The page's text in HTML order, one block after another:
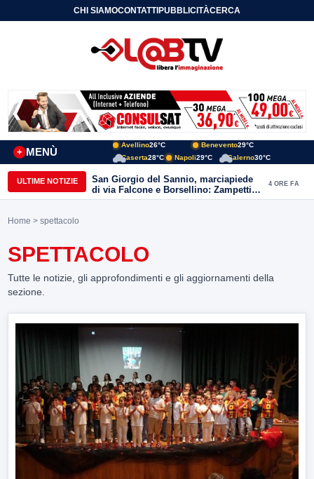
CHI SIAMOCONTATTIPUBBLICITÀCERCA
MENÙ
+
Avellino26°C Benevento29°C
Caserta28°C Napoli29°C Salerno30°C
ULTIME NOTIZIE
San Giorgio del Sannio, marciapiede
di via Falcone e Borsellino: Zampetti e
Lombardi replicano alle polemiche
4 ORE FA
Home > spettacolo
SPETTACOLO
Tutte le notizie, gli approfondimenti e gli aggiornamenti della
sezione.